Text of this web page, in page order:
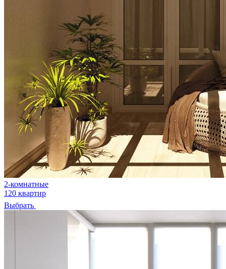
2-комнатные
120 квартир
Выбрать